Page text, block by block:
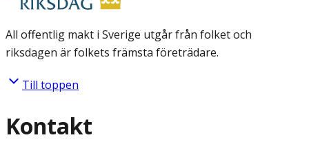
All offentlig makt i Sverige utgår från folket och
riksdagen är folkets främsta företrädare.
Till toppen
Kontakt